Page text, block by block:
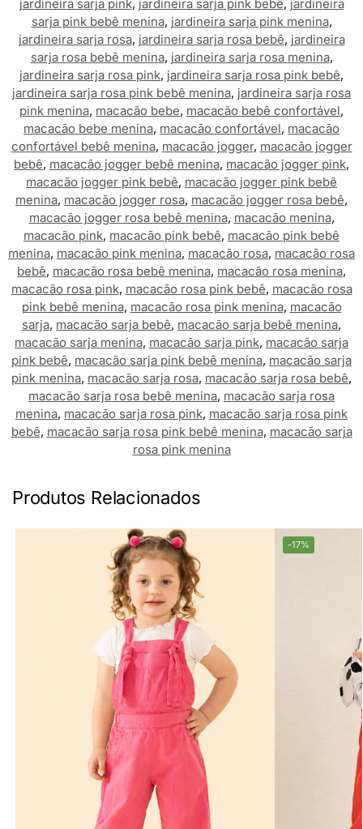
jardineira sarja pink, jardineira sarja pink bebê, jardineira
sarja pink bebê menina, jardineira sarja pink menina,
jardineira sarja rosa, jardineira sarja rosa bebê, jardineira
sarja rosa bebê menina, jardineira sarja rosa menina,
jardineira sarja rosa pink, jardineira sarja rosa pink bebê,
jardineira sarja rosa pink bebê menina, jardineira sarja rosa
pink menina, macacão bebe, macacão bebê confortável,
macacão bebe menina, macacão confortável, macacão
confortável bebê menina, macacão jogger, macacão jogger
bebê, macacão jogger bebê menina, macacão jogger pink,
macacão jogger pink bebê, macacão jogger pink bebê
menina, macacão jogger rosa, macacão jogger rosa bebê,
macacão jogger rosa bebê menina, macacão menina,
macacão pink, macacão pink bebê, macacão pink bebê
menina, macacão pink menina, macacão rosa, macacão rosa
bebê, macacão rosa bebê menina, macacão rosa menina,
macacão rosa pink, macacão rosa pink bebê, macacão rosa
pink bebê menina, macacão rosa pink menina, macacão
sarja, macacão sarja bebê, macacão sarja bebê menina,
macacão sarja menina, macacão sarja pink, macacão sarja
pink bebê, macacão sarja pink bebê menina, macacão sarja
pink menina, macacão sarja rosa, macacão sarja rosa bebê,
macacão sarja rosa bebê menina, macacão sarja rosa
menina, macacão sarja rosa pink, macacão sarja rosa pink
bebê, macacão sarja rosa pink bebê menina, macacão sarja
rosa pink menina
Produtos Relacionados
-17%